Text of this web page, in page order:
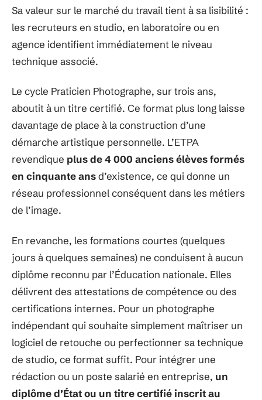
Sa valeur sur le marché du travail tient à sa lisibilité :
les recruteurs en studio, en laboratoire ou en
agence identifient immédiatement le niveau
technique associé.
Le cycle Praticien Photographe, sur trois ans,
aboutit à un titre certifié. Ce format plus long laisse
davantage de place à la construction d’une
démarche artistique personnelle. L’ETPA
revendique plus de 4 000 anciens élèves formés
en cinquante ansd’existence, ce qui donne un
réseau professionnel conséquent dans les métiers
de l’image.
En revanche, les formations courtes (quelques
jours à quelques semaines) ne conduisent à aucun
diplôme reconnu par l’Éducation nationale. Elles
délivrent des attestations de compétence ou des
certifications internes. Pour un photographe
indépendant qui souhaite simplement maîtriser un
logiciel de retouche ou perfectionner sa technique
de studio, ce format suffit. Pour intégrer une
rédaction ou un poste salarié en entreprise, un
diplôme d’État ou un titre certifié inscrit au